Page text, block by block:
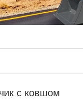
с ковшом